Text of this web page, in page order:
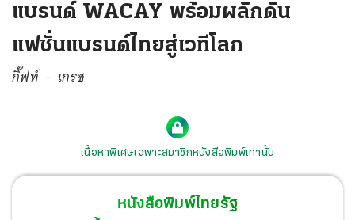
แบรนด์ WACAY พร้อมผลักดัน
แฟชั่นแบรนด์ไทยสู่เวทีโลก
กิ๊ฟท์ - เกรซ
เนื้อหาพิเศษเฉพาะสมาชิกหนังสือพิมพ์เท่านั้น
หนังสือพิมพ์ไทยรัฐ